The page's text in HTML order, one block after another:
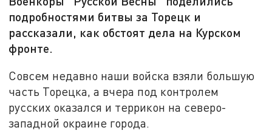
подробностями битвы за Торецк и
рассказали, как обстоят дела на Курском
фронте.
Совсем недавно наши войска взяли большую
часть Торецка, а вчера под контролем
русских оказался и террикон на северо-
западной окраине города.